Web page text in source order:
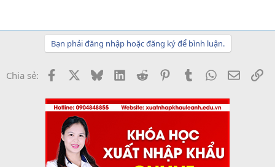
Bạn phải đăng nhập hoặc đăng ký để bình luận.
Chia sẻ: Facebook BlueskyLinkedInReddit PinterestTumblrWhatsApp
Email